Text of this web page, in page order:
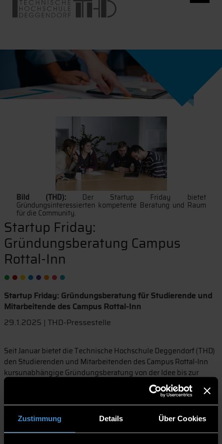
Zustimmung Details Über Cookies
Bild (THD): Der Startup Friday bietet
Gründungsinteressierten kompetente Beratung und Raum
für die Community.
Startup Friday:
Gründungsberatung Campus
Rottal-Inn
Startup Friday: Gründungsberatung für Studierende und
Mitarbeitende des Campus Rottal-Inn
29.1.2025 | THD-Pressestelle
Seit Januar bietet die Technische Hochschule Deggendorf (THD)
den Studierenden und Mitarbeitenden des Campus Rottal-Inn
kursunabhängige Gründungsberatung von der Idee bis zur
geschäftsfähigen Realisierung an. Im neuen Format Startup
Friday unterstützt ein Team des Campus nun jeden Freitag ab 13
Uhr Gründungsinteressierte im nahegelegenen Co-Working
Space des GreG (Grenzüberschreitendes Gründerzentrum)